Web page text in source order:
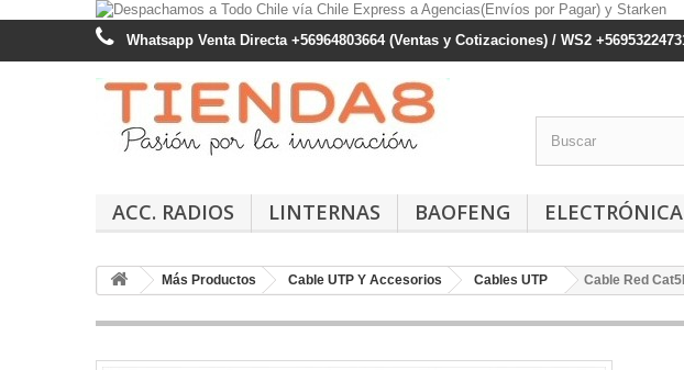
Whatsapp Venta Directa +56964803664 (Ventas y Cotizaciones) / WS2
ACC. RADIOS LINTERNAS BAOFENG ELECTRÓNICA
Más Productos Cable UTP Y Accesorios Cables UTP Cable Red